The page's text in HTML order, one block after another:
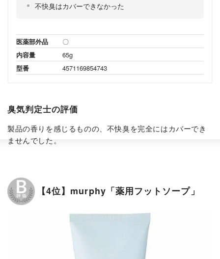
不快臭はカバーできなかった
医薬部外品
〇
内容量
65g
型番
4571169854743
臭気判定士の評価
製品の香りを感じるものの、不快臭を完全にはカバーでき
ませんでした。
【4位】murphy「薬用フットソープ」